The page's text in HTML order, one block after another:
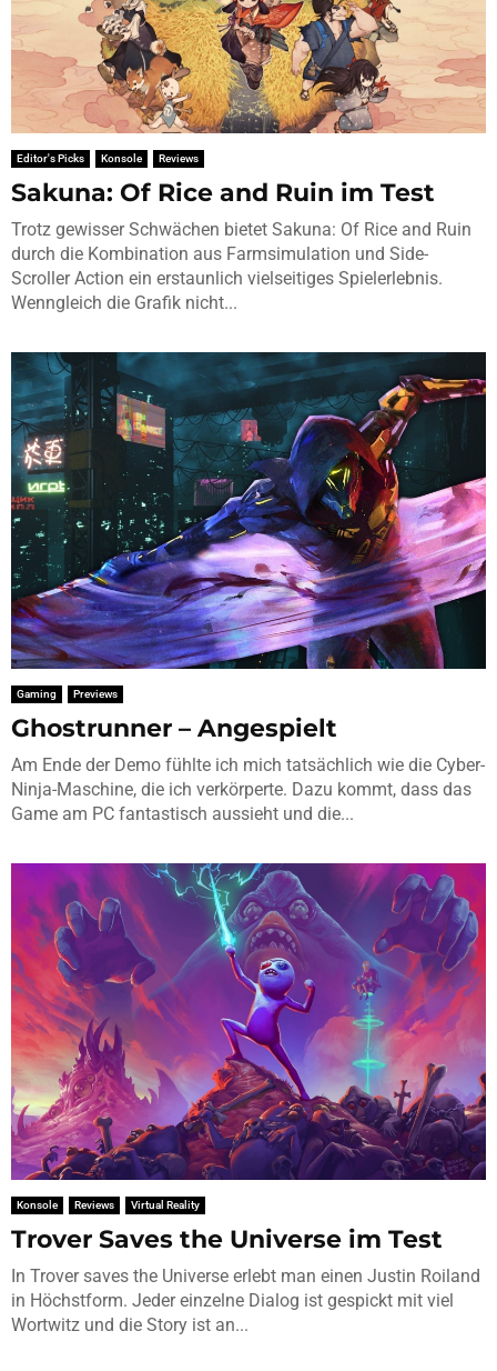
Editor's Picks Konsole Reviews
Sakuna: Of Rice and Ruin im Test
Trotz gewisser Schwächen bietet Sakuna: Of Rice and Ruin
durch die Kombination aus Farmsimulation und Side-
Scroller Action ein erstaunlich vielseitiges Spielerlebnis.
Wenngleich die Grafik nicht...
Gaming Previews
Ghostrunner – Angespielt
Am Ende der Demo fühlte ich mich tatsächlich wie die Cyber-
Ninja-Maschine, die ich verkörperte. Dazu kommt, dass das
Game am PC fantastisch aussieht und die...
Konsole Reviews Virtual Reality
Trover Saves the Universe im Test
In Trover saves the Universe erlebt man einen Justin Roiland
in Höchstform. Jeder einzelne Dialog ist gespickt mit viel
Wortwitz und die Story ist an...